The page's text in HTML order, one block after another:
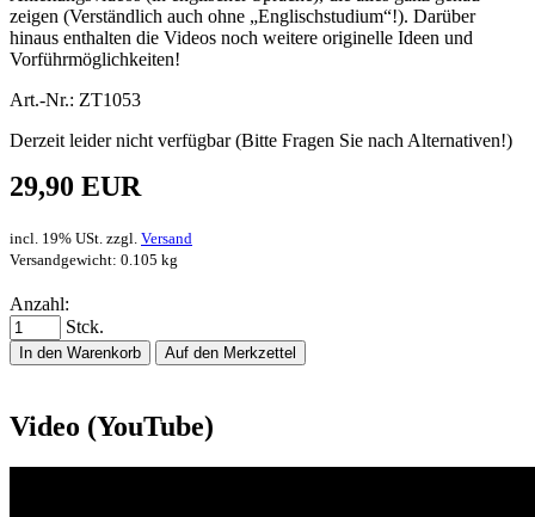
zeigen (Verständlich auch ohne „Englischstudium“!). Darüber
hinaus enthalten die Videos noch weitere originelle Ideen und
Vorführmöglichkeiten!
Art.-Nr.: ZT1053
Derzeit leider nicht verfügbar (Bitte Fragen Sie nach Alternativen!)
29,90 EUR
incl. 19% USt. zzgl. Versand
Versandgewicht: 0.105 kg
Anzahl:
Stck.
In den Warenkorb Auf den Merkzettel
Video (YouTube)